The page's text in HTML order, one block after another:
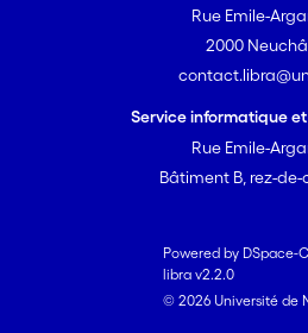
Rue Emile-
2000
Service informatique
Rue Emile-
Bâtiment B, rez-de-
Powered by DSpace-
libra v2.2.0
© 2026 Université de